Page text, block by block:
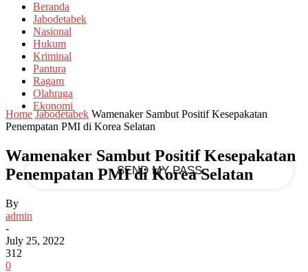
your email
Beranda
Jabodetabek
Nasional
Hukum
Kriminal
Pantura
Ragam
Olahraga
Ekonomi
Home Jabodetabek Wamenaker Sambut Positif Kesepakatan
Penempatan PMI di Korea Selatan
Wamenaker Sambut Positif Kesepakatan
Penempatan PMI di Korea Selatan
By
admin
-
July 25, 2022
312
0